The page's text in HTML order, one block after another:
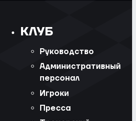
КЛУБ
Руководство
Административный
персонал
Игроки
Пресса